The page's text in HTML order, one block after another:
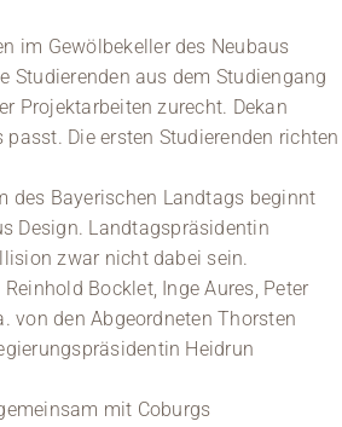
im Gewölbekeller des Neubaus
Studierenden aus dem Studiengang
Projektarbeiten zurecht. Dekan
Die ersten Studierenden richten
des Bayerischen Landtags beginnt
Design. Landtagspräsidentin
zwar nicht dabei sein.
Bocklet, Inge Aures, Peter
von den Abgeordneten Thorsten
Heidrun
mit Coburgs